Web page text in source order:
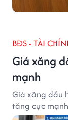
BĐS - TÀI
Giá xăng
mạnh
Giá xăng dầu
tăng cực